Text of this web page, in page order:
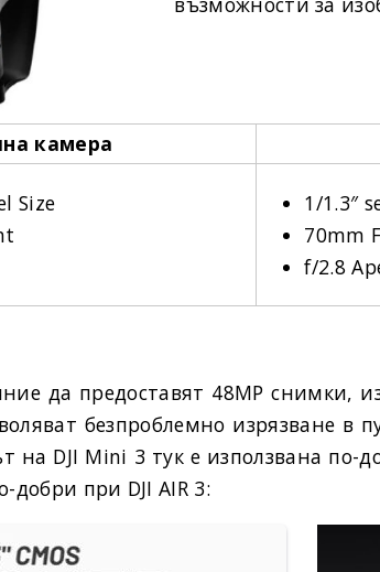
камера
Size
1/1.3″
70mm
f/2.8
да предоставят 48MP снимки,
безпроблемно изрязване в
на DJI Mini 3 тук е използвана по-
при DJI AIR 3: